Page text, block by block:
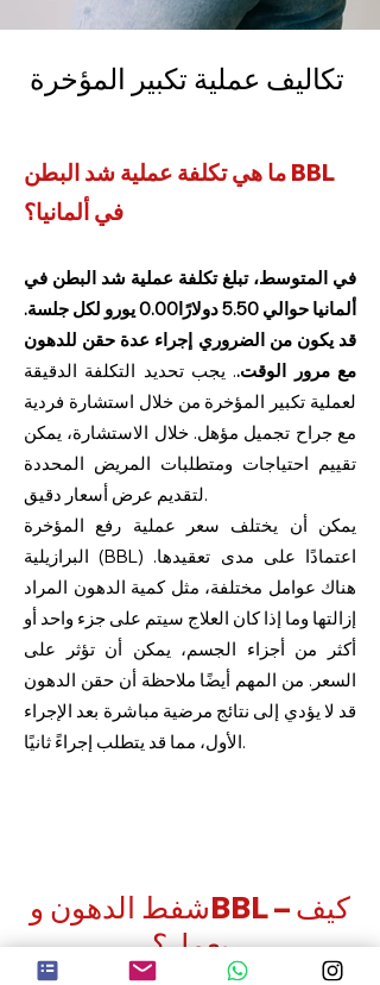
ما هي تكلفة عملية شد البطن BBL
في ألمانيا؟
في المتوسط، تبلغ تكلفة عملية شد البطن في
ألمانيا حوالي 5.50 دولارًا
0.00 يورو لكل جلسة.
قد يكون من الضروري إجراء عدة حقن للدهون
مع مرور الوقت.. يجب تحديد التكلفة الدقيقة
لعملية تكبير المؤخرة من خلال استشارة فردية
مع جراح تجميل مؤهل. خلال الاستشارة، يمكن
تقييم احتياجات ومتطلبات المريض المحددة
لتقديم عرض أسعار دقيق.
يمكن أن يختلف سعر عملية رفع المؤخرة
البرازيلية (BBL) اعتمادًا على مدى تعقيدها.
هناك عوامل مختلفة، مثل كمية الدهون المراد
إزالتها وما إذا كان العلاج سيتم على جزء واحد أو
أكثر من أجزاء الجسم، يمكن أن تؤثر على
السعر. من المهم أيضًا ملاحظة أن حقن الدهون
قد لا يؤدي إلى نتائج مرضية مباشرة بعد الإجراء
الأول، مما قد يتطلب إجراءً ثانيًا.
شفط الدهون وBBL – كيف
يعمل؟